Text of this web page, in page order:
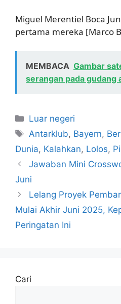
Miguel Merentiel Boca
pertama mereka [Marco
MEMBACA Gambar
serangan pada gudang
Kategori
Luar negeri
Tag
Antarklub, Bayern,
Dunia, Kalahkan, Lolos,
Jawaban Mini
Juni
Lelang Proyek
Mulai Akhir Juni 2025,
Peringatan Ini
Cari